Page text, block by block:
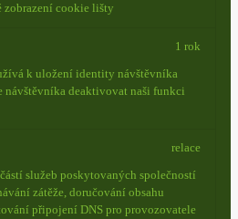
zobrazení cookie lišty
k uložení identity návštěvníka
návštěvníka deaktivovat naši funkci
1 rok
služeb poskytovaných společností
zátěže, doručování obsahu
připojení DNS pro provozovatele
relace